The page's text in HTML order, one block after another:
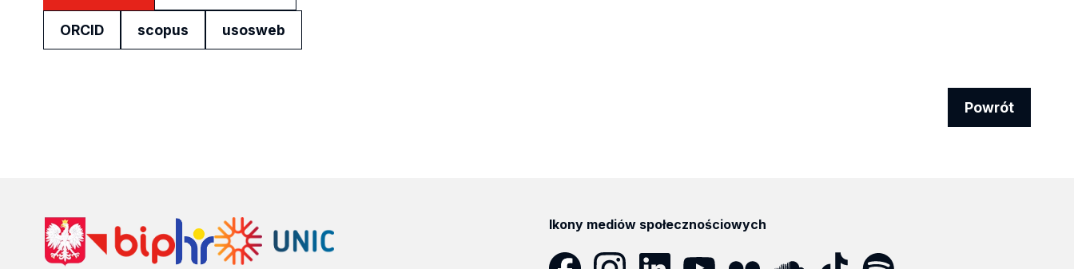
ORCID scopus usosweb
Powrót
Ikony mediów społecznościowych